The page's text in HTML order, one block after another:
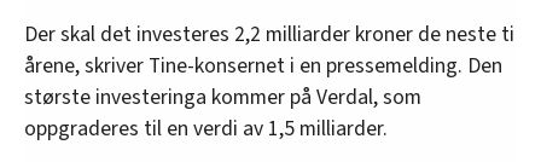
Der skal det investeres 2,2 milliarder kroner de neste ti
årene, skriver Tine-konsernet i en pressemelding. Den
største investeringa kommer på Verdal, som
oppgraderes til en verdi av 1,5 milliarder.